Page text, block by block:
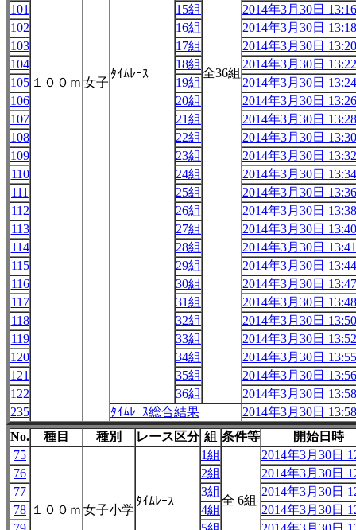
１００ｍ 女子
ﾀｲﾑﾚｰｽ 全36組
101
15組
2014年3月30日 13:16
102
16組
2014年3月30日 13:18
103
17組
2014年3月30日 13:20
104
18組
2014年3月30日 13:22
105
19組
2014年3月30日 13:24
106
20組
2014年3月30日 13:26
107
21組
2014年3月30日 13:28
108
22組
2014年3月30日 13:30
109
23組
2014年3月30日 13:32
110
24組
2014年3月30日 13:34
111
25組
2014年3月30日 13:36
112
26組
2014年3月30日 13:38
113
27組
2014年3月30日 13:40
114
28組
2014年3月30日 13:41
115
29組
2014年3月30日 13:44
116
30組
2014年3月30日 13:47
117
31組
2014年3月30日 13:48
118
32組
2014年3月30日 13:50
119
33組
2014年3月30日 13:52
120
34組
2014年3月30日 13:55
121
35組
2014年3月30日 13:56
122
36組
2014年3月30日 13:58
235
ﾀｲﾑﾚｰｽ総合結果
2014年3月30日 13:58
No.
種目 種別 レース区分 組 条件等
開始日時
75
１００ｍ 女子小学
ﾀｲﾑﾚｰｽ
1組
全 6組
2014年3月30日
76
2組
2014年3月30日
77
3組
2014年3月30日
78
4組
2014年3月30日